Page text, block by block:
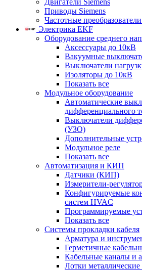
Двигатели Siemens
Приводы Siemens
Частотные
Электрика EKF
Оборудование среднего
Аксессуары до 10кВ
Вакуумные
Выключатели
Изоляторы до 10кВ
Показать все
Модульное оборудование
Автоматические
дифференциального
Выключатели
(УЗО)
Дополнительные
Модульное реле
Показать все
Автоматизация и КИП
Датчики (КИП)
Измерители-
Конфигурируемые
систем HVAC
Программируемые
Показать все
Системы прокладки кабеля
Арматура и
Герметичные
Кабельные каналы и
Лотки